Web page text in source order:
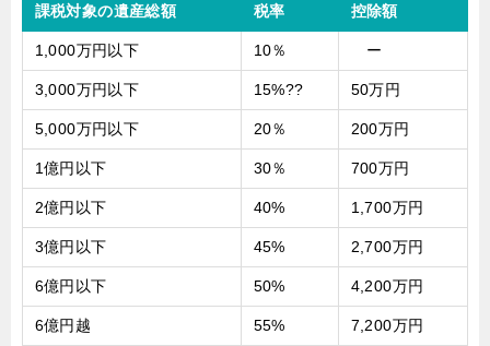
課税対象の遺産総額 税率 控除額
1,000万円以下 10％ ー
3,000万円以下 15%?? 50万円
5,000万円以下 20％ 200万円
1億円以下 30％ 700万円
2億円以下 40% 1,700万円
3億円以下 45% 2,700万円
6億円以下 50% 4,200万円
6億円越 55% 7,200万円